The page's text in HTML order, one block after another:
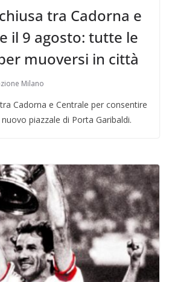
tra Cadorna e
il 9 agosto: tutte le
muoversi in città
Milano
Cadorna e Centrale per consentire
piazzale di Porta Garibaldi.